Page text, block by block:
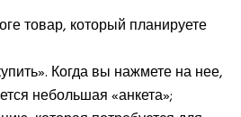
товар, который планируете
Когда вы нажмете на нее,
небольшая «анкета»;